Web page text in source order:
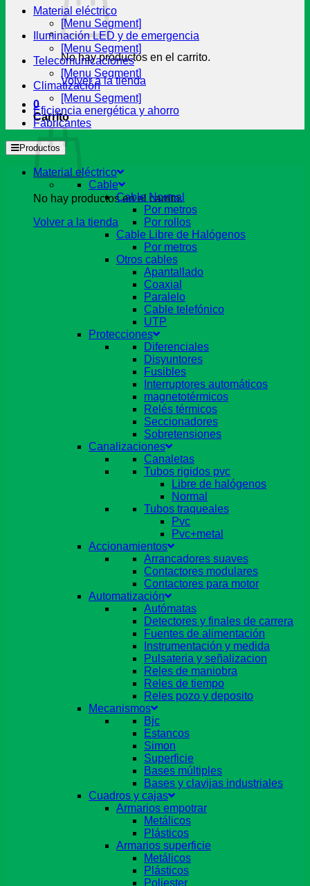
No hay productos en el carrito.
Volver a la tienda
0
Carrito
No hay productos en el carrito.
Volver a la tienda
Material eléctrico
[Menu Segment]
Iluminación LED y de emergencia
[Menu Segment]
Telecomunicaciones
[Menu Segment]
Climatización
[Menu Segment]
Eficiencia energética y ahorro
Fabricantes
Productos
Material eléctrico
Cable
Cable Normal
Por metros
Por rollos
Cable Libre de Halógenos
Por metros
Otros cables
Apantallado
Coaxial
Paralelo
Cable telefónico
UTP
Protecciones
Diferenciales
Disyuntores
Fusibles
Interruptores automáticos
magnetotérmicos
Relés térmicos
Seccionadores
Sobretensiones
Canalizaciones
Canaletas
Tubos rigidos pvc
Libre de halógenos
Normal
Tubos traqueales
Pvc
Pvc+metal
Accionamientos
Arrancadores suaves
Contactores modulares
Contactores para motor
Automatización
Autómatas
Detectores y finales de carrera
Fuentes de alimentación
Instrumentación y medida
Pulsateria y señalizacion
Reles de maniobra
Reles de tiempo
Reles pozo y deposito
Mecanismos
Bjc
Estancos
Simon
Superficie
Bases múltiples
Bases y clavijas industriales
Cuadros y cajas
Armarios empotrar
Metálicos
Plásticos
Armarios superficie
Metálicos
Plásticos
Poliester